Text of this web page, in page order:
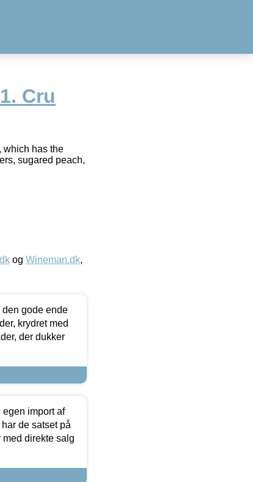
Cru
which has the
sugared peach,
og Wineman.dk,
gode ende
krydret med
der dukker
import af
de satset på
direkte salg